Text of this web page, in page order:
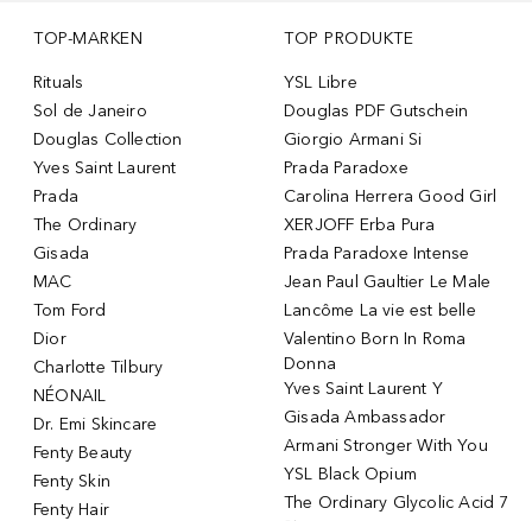
TOP-MARKEN
Rituals
Sol de Janeiro
Douglas Collection
Yves Saint Laurent
Prada
The Ordinary
Gisada
MAC
Tom Ford
Dior
Charlotte Tilbury
NÉONAIL
Dr. Emi Skincare
Fenty Beauty
Fenty Skin
Fenty Hair
TOP PRODUKTE
YSL Libre
Douglas PDF Gutschein
Giorgio Armani Si
Prada Paradoxe
Carolina Herrera Good Girl
XERJOFF Erba Pura
Prada Paradoxe Intense
Jean Paul Gaultier Le Male
Lancôme La vie est belle
Valentino Born In Roma
Donna
Yves Saint Laurent Y
Gisada Ambassador
Armani Stronger With You
YSL Black Opium
The Ordinary Glycolic Acid 7